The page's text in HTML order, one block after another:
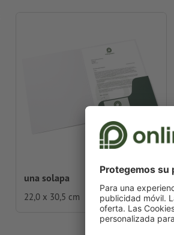
una solapa
22,0 x 30,5 cm